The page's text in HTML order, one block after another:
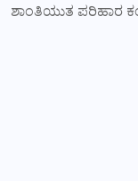
ಶಾಂತಿಯುತ ಪರಿಹಾರ